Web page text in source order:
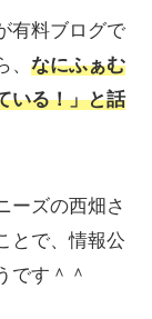
有料ブログで
なにふぁむ
いる！」と話
ーズの西畑さ
とで、情報公
です＾＾